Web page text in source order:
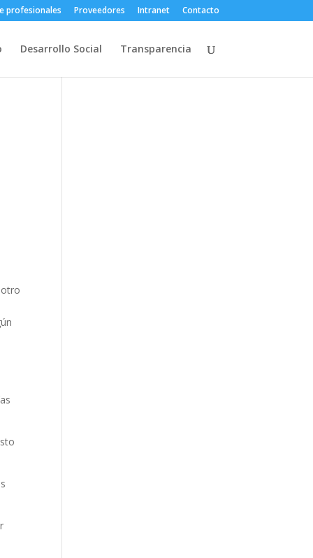
profesionales Proveedores Intranet Contacto
Desarrollo Social Transparencia